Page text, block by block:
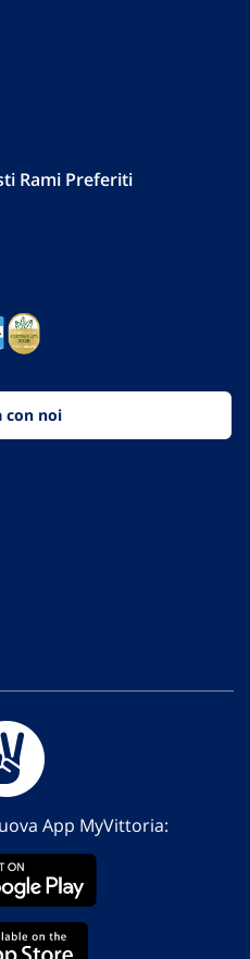
Rami Preferiti
con noi
App MyVittoria: